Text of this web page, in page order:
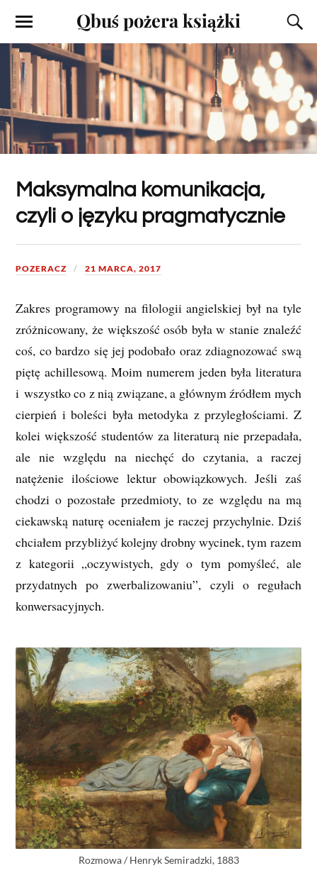
Qbuś pożera książki
Maksymalna komunikacja,
czyli o języku pragmatycznie
POZERACZ 21 MARCA, 2017
Zakres programowy na filologii angielskiej był na tyle
zróżnicowany, że większość osób była w stanie znaleźć
coś, co bardzo się jej podobało oraz zdiagnozować swą
piętę achillesową. Moim numerem jeden była literatura
i wszystko co z nią związane, a głównym źródłem mych
cierpień i boleści była metodyka z przyległościami. Z
kolei większość studentów za literaturą nie przepadała,
ale nie względu na niechęć do czytania, a raczej
natężenie ilościowe lektur obowiązkowych. Jeśli zaś
chodzi o pozostałe przedmioty, to ze względu na mą
ciekawską naturę oceniałem je raczej przychylnie. Dziś
chciałem przybliżyć kolejny drobny wycinek, tym razem
z kategorii „oczywistych, gdy o tym pomyśleć, ale
przydatnych po zwerbalizowaniu”, czyli o regułach
konwersacyjnych.
Rozmowa / Henryk Semiradzki, 1883